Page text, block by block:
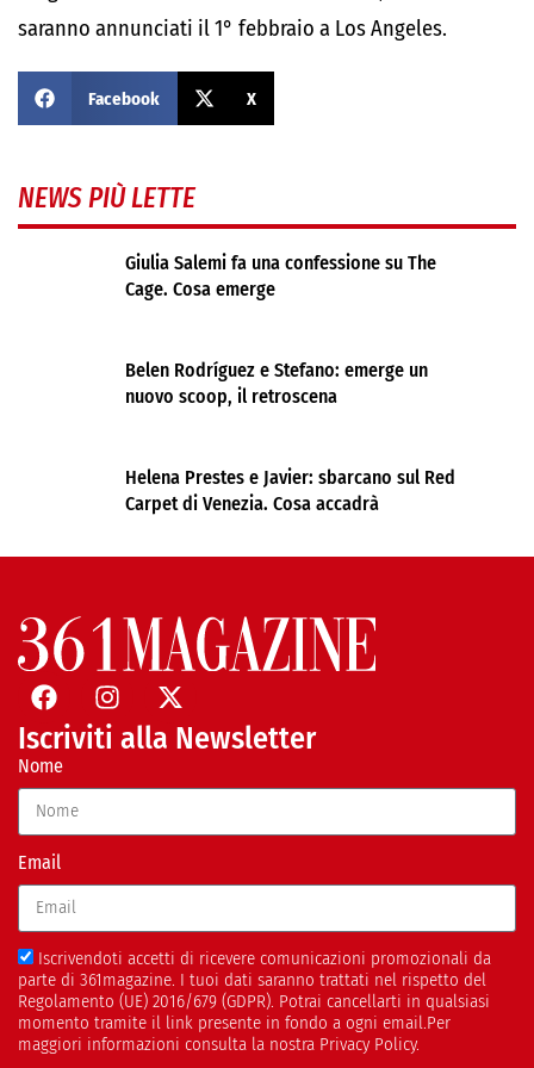
saranno annunciati il 1° febbraio a Los Angeles.
Facebook X
NEWS PIÙ LETTE
Giulia Salemi fa una confessione su The
Cage. Cosa emerge
Belen Rodríguez e Stefano: emerge un
nuovo scoop, il retroscena
Helena Prestes e Javier: sbarcano sul Red
Carpet di Venezia. Cosa accadrà
Iscriviti alla Newsletter
Nome
Email
Iscrivendoti accetti di ricevere comunicazioni promozionali da
parte di 361magazine. I tuoi dati saranno trattati nel rispetto del
Regolamento (UE) 2016/679 (GDPR). Potrai cancellarti in qualsiasi
momento tramite il link presente in fondo a ogni email.Per
maggiori informazioni consulta la nostra Privacy Policy.